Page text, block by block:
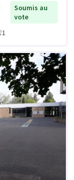
Soumis au
vote
1